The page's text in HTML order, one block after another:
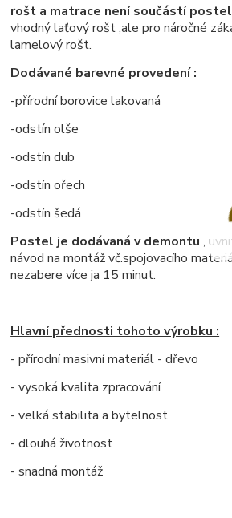
rošt a matrace není součástí
vhodný laťový rošt ,ale pro náročné
lamelový rošt.
Dodávané barevné provedení :
-přírodní borovice lakovaná
-odstín olše
-odstín dub
-odstín ořech
-odstín šedá
Postel je dodávaná v demontu ,
návod na montáž vč.spojovacího
nezabere více ja 15 minut.
Hlavní přednosti tohoto výrobku :
- přírodní masivní materiál - dřevo
- vysoká kvalita zpracování
- velká stabilita a bytelnost
- dlouhá životnost
- snadná montáž